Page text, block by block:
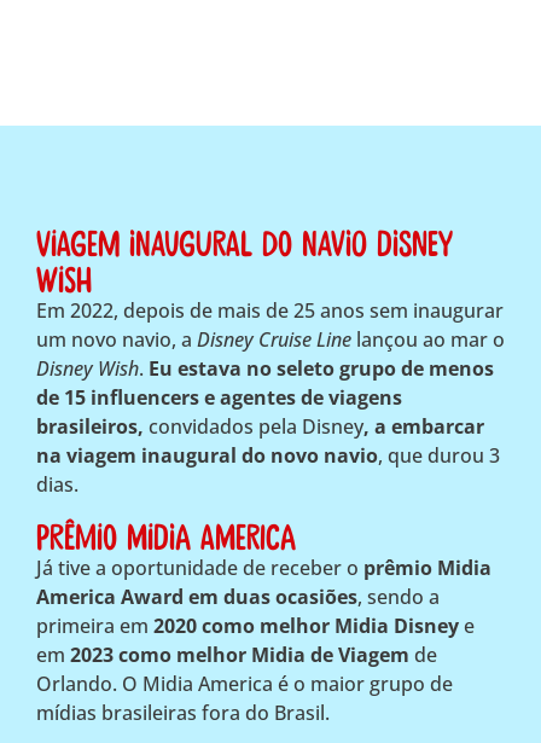
Viagem inaugural do navio Disney
Wish
Em 2022, depois de mais de 25 anos sem inaugurar
um novo navio, a Disney Cruise Line lançou ao mar o
Disney Wish. Eu estava no seleto grupo de menos
de 15 influencers e agentes de viagens
brasileiros, convidados pela Disney, a embarcar
na viagem inaugural do novo navio, que durou 3
dias.
Prêmio Midia America
Já tive a oportunidade de receber o prêmio Midia
America Award em duas ocasiões, sendo a
primeira em 2020 como melhor Midia Disneye
em 2023 como melhor Midia de Viagem de
Orlando. O Midia America é o maior grupo de
mídias brasileiras fora do Brasil.